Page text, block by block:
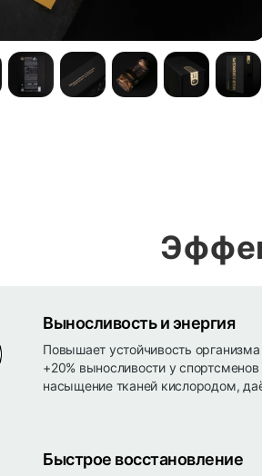
Выносливость и энергия
Повышает устойчивость
+20% выносливости у
насыщение тканей кислородом,
Быстрое восстановление